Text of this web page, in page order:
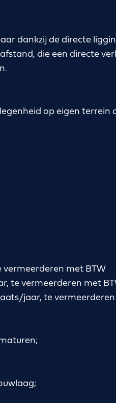
dankzij de directe
die een directe
op eigen terrein
vermeerderen met BTW
te vermeerderen met
jaar, te